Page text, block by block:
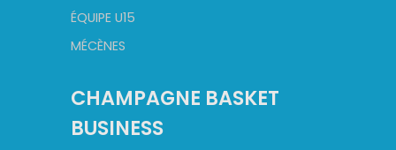
ÉQUIPE U15
MÉCÈNES
CHAMPAGNE BASKET
BUSINESS